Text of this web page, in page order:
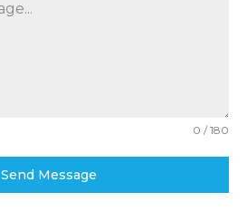
0 / 180
Send Message